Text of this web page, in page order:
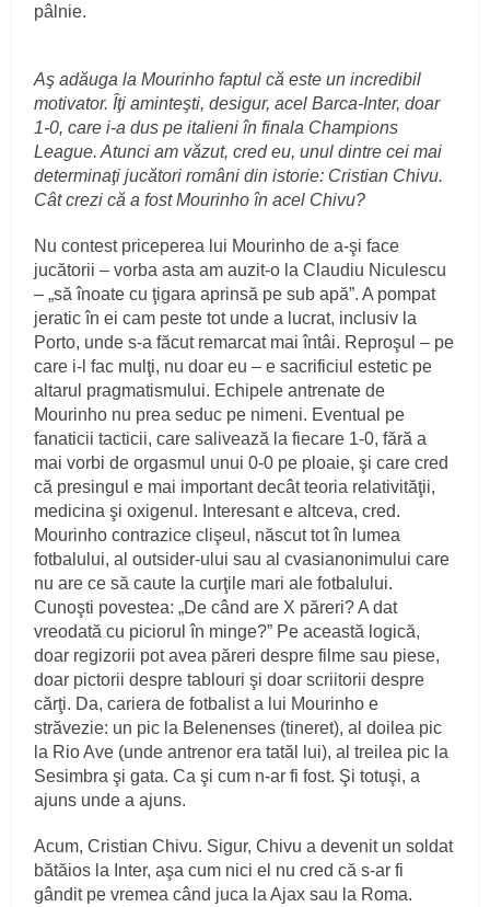
pâlnie.
Aş adăuga la Mourinho faptul că este un incredibil
motivator. Îţi aminteşti, desigur, acel Barca-Inter, doar
1-0, care i-a dus pe italieni în finala Champions
League. Atunci am văzut, cred eu, unul dintre cei mai
determinaţi jucători români din istorie: Cristian Chivu.
Cât crezi că a fost Mourinho în acel Chivu?
Nu contest priceperea lui Mourinho de a-şi face
jucătorii – vorba asta am auzit-o la Claudiu Niculescu
– „să înoate cu ţigara aprinsă pe sub apă”. A pompat
jeratic în ei cam peste tot unde a lucrat, inclusiv la
Porto, unde s-a făcut remarcat mai întâi. Reproşul – pe
care i-l fac mulţi, nu doar eu – e sacrificiul estetic pe
altarul pragmatismului. Echipele antrenate de
Mourinho nu prea seduc pe nimeni. Eventual pe
fanaticii tacticii, care salivează la fiecare 1-0, fără a
mai vorbi de orgasmul unui 0-0 pe ploaie, şi care cred
că presingul e mai important decât teoria relativităţii,
medicina şi oxigenul. Interesant e altceva, cred.
Mourinho contrazice clişeul, născut tot în lumea
fotbalului, al outsider-ului sau al cvasianonimului care
nu are ce să caute la curţile mari ale fotbalului.
Cunoşti povestea: „De când are X păreri? A dat
vreodată cu piciorul în minge?” Pe această logică,
doar regizorii pot avea păreri despre filme sau piese,
doar pictorii despre tablouri şi doar scriitorii despre
cărţi. Da, cariera de fotbalist a lui Mourinho e
străvezie: un pic la Belenenses (tineret), al doilea pic
la Rio Ave (unde antrenor era tatăl lui), al treilea pic la
Sesimbra şi gata. Ca şi cum n-ar fi fost. Şi totuşi, a
ajuns unde a ajuns.
Acum, Cristian Chivu. Sigur, Chivu a devenit un soldat
bătăios la Inter, aşa cum nici el nu cred că s-ar fi
gândit pe vremea când juca la Ajax sau la Roma.